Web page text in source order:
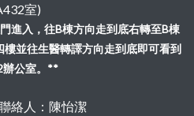
室)
進入，往B棟方向走到底右轉至B棟
並往生醫轉譯方向走到底即可看到
辦公室。**
絡人：陳怡潔